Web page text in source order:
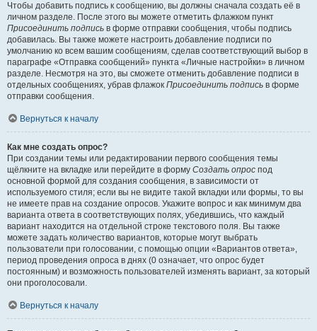
Чтобы добавить подпись к сообщению, вы должны сначала создать её в
личном разделе. После этого вы можете отметить флажком пункт
Присоединить подпись в форме отправки сообщения, чтобы подпись
добавилась. Вы также можете настроить добавление подписи по
умолчанию ко всем вашим сообщениям, сделав соответствующий выбор в
параграфе «Отправка сообщений» пункта «Личные настройки» в личном
разделе. Несмотря на это, вы сможете отменить добавление подписи в
отдельных сообщениях, убрав флажок Присоединить подпись в форме
отправки сообщения.
Вернуться к началу
Как мне создать опрос?
При создании темы или редактировании первого сообщения темы
щёлкните на вкладке или перейдите в форму Создать опрос под
основной формой для создания сообщения, в зависимости от
используемого стиля; если вы не видите такой вкладки или формы, то вы
не имеете прав на создание опросов. Укажите вопрос и как минимум два
варианта ответа в соответствующих полях, убедившись, что каждый
вариант находится на отдельной строке текстового поля. Вы также
можете задать количество вариантов, которые могут выбрать
пользователи при голосовании, с помощью опции «Вариантов ответа»,
период проведения опроса в днях (0 означает, что опрос будет
постоянным) и возможность пользователей изменять вариант, за который
они проголосовали.
Вернуться к началу